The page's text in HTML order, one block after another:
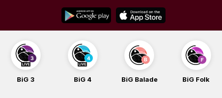
content
BiG 3 BiG 4 BiG Balade BiG Folk